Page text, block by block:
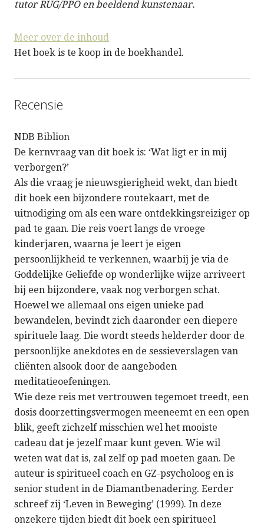
tutor RUG/PPO en beeldend kunstenaar.
Meer over de inhoud
Het boek is te koop in de boekhandel.
Recensie
NDB Biblion
De kernvraag van dit boek is: ‘Wat ligt er in mij
verborgen?’
Als die vraag je nieuwsgierigheid wekt, dan biedt
dit boek een bijzondere routekaart, met de
uitnodiging om als een ware ontdekkingsreiziger op
pad te gaan. Die reis voert langs de vroege
kinderjaren, waarna je leert je eigen
persoonlijkheid te verkennen, waarbij je via de
Goddelijke Geliefde op wonderlijke wijze arriveert
bij een bijzondere, vaak nog verborgen schat.
Hoewel we allemaal ons eigen unieke pad
bewandelen, bevindt zich daaronder een diepere
spirituele laag. Die wordt steeds helderder door de
persoonlijke anekdotes en de sessieverslagen van
cliënten alsook door de aangeboden
meditatieoefeningen.
Wie deze reis met vertrouwen tegemoet treedt, een
dosis doorzettingsvermogen meeneemt en een open
blik, geeft zichzelf misschien wel het mooiste
cadeau dat je jezelf maar kunt geven. Wie wil
weten wat dat is, zal zelf op pad moeten gaan. De
auteur is spiritueel coach en GZ-psycholoog en is
senior student in de Diamantbenadering. Eerder
schreef zij ‘Leven in Beweging’ (1999). In deze
onzekere tijden biedt dit boek een spiritueel